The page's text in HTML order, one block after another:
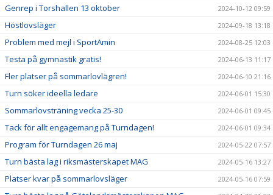
Genrep i Torshallen 13 oktober 2024-10-12 09:59
Höstlovsläger 2024-09-18 13:18
Problem med mejl i SportAmin 2024-08-25 12:03
Testa på gymnastik gratis! 2024-06-13 11:17
Fler platser på sommarlovlägren! 2024-06-10 21:16
Turn söker ideella ledare 2024-06-01 15:30
Sommarlovsträning vecka 25-30 2024-06-01 09:45
Tack för allt engagemang på Turndagen! 2024-06-01 09:34
Program för Turndagen 26 maj 2024-05-22 07:57
Turn bästa lag i riksmästerskapet MAG 2024-05-16 13:27
Platser kvar på sommarlovsläger 2024-05-16 07:59